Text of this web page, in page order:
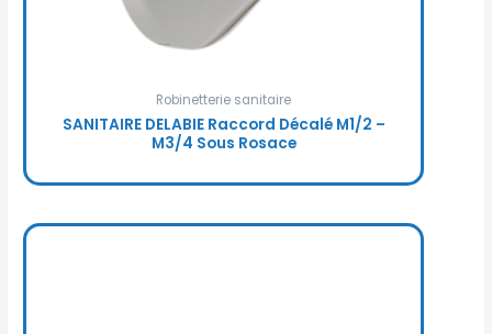
Robinetterie sanitaire
SANITAIRE DELABIE Raccord Décalé M1/2 –
M3/4 Sous Rosace